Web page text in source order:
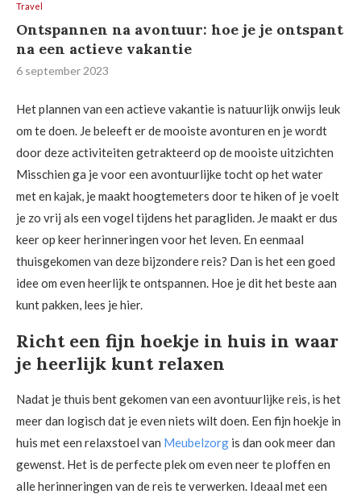
Travel
Ontspannen na avontuur: hoe je je ontspant
na een actieve vakantie
6 september 2023
Het plannen van een actieve vakantie is natuurlijk onwijs leuk
om te doen. Je beleeft er de mooiste avonturen en je wordt
door deze activiteiten getrakteerd op de mooiste uitzichten
Misschien ga je voor een avontuurlijke tocht op het water
met en kajak, je maakt hoogtemeters door te hiken of je voelt
je zo vrij als een vogel tijdens het paragliden. Je maakt er dus
keer op keer herinneringen voor het leven. En eenmaal
thuisgekomen van deze bijzondere reis? Dan is het een goed
idee om even heerlijk te ontspannen. Hoe je dit het beste aan
kunt pakken, lees je hier.
Richt een fijn hoekje in huis in waar
je heerlijk kunt relaxen
Nadat je thuis bent gekomen van een avontuurlijke reis, is het
meer dan logisch dat je even niets wilt doen. Een fijn hoekje in
huis met een relaxstoel van Meubelzorg is dan ook meer dan
gewenst. Het is de perfecte plek om even neer te ploffen en
alle herinneringen van de reis te verwerken. Ideaal met een